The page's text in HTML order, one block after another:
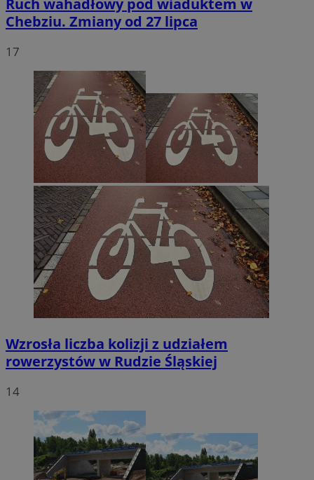
Chebziu. Zmiany od 27 lipca
17
Wzrosła liczba kolizji z udziałem
rowerzystów w Rudzie Śląskiej
14